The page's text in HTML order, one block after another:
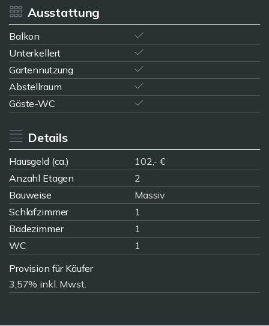
Ausstattung
Balkon
Unterkellert
Gartennutzung
Abstellraum
Gäste-WC
Details
Hausgeld (ca.)
102,- €
Anzahl Etagen
2
Bauweise
Massiv
Schlafzimmer
1
Badezimmer
1
WC
1
Provision für Käufer
3,57% inkl. Mwst.